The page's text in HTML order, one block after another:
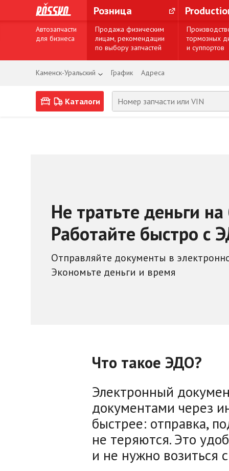
Розница
Автозапчасти
для бизнеса
Продажа физическим
лицам, рекомендации
по выбору запчастей
тормозных
и суппортов
Каменск-Уральский График Адреса
Каталоги
Не тратьте деньги на
Работайте быстро с
Отправляйте документы в
Экономьте деньги и время
Что такое ЭДО?
Электронный
документами через
быстрее: отправка,
не теряются. Это
и не нужно возиться